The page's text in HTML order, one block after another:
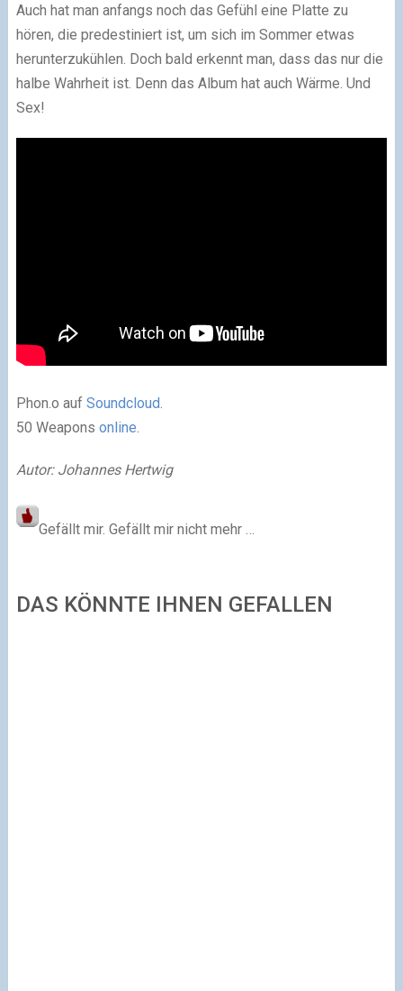
Auch hat man anfangs noch das Gefühl eine Platte zu
hören, die predestiniert ist, um sich im Sommer etwas
herunterzukühlen. Doch bald erkennt man, dass das nur die
halbe Wahrheit ist. Denn das Album hat auch Wärme. Und
Sex!
Phon.o auf Soundcloud
50 Weapons online
Autor: Johannes Hertwig
Gefällt mir. Gefällt mir nicht mehr …
DAS KÖNNTE IHNEN GEFALLEN